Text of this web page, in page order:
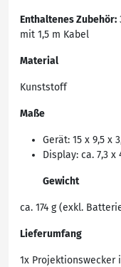
Enthaltenes Zubehör:
mit 1,5 m Kabel
Material
Kunststoff
Maße
Gerät: 15 x 9,5 x
Display: ca. 7,3 x
Gewicht
ca. 174 g (exkl.
Lieferumfang
1x